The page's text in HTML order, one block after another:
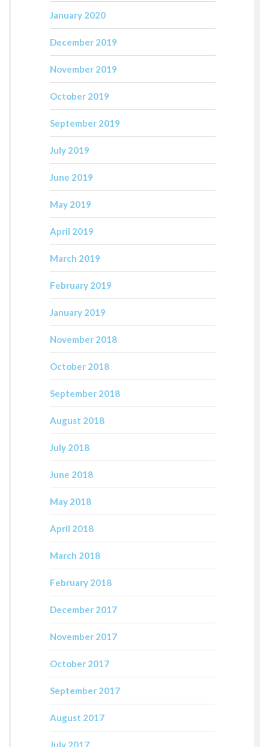
January 2020
December 2019
November 2019
October 2019
September 2019
July 2019
June 2019
May 2019
April 2019
March 2019
February 2019
January 2019
November 2018
October 2018
September 2018
August 2018
July 2018
June 2018
May 2018
April 2018
March 2018
February 2018
December 2017
November 2017
October 2017
September 2017
August 2017
July 2017